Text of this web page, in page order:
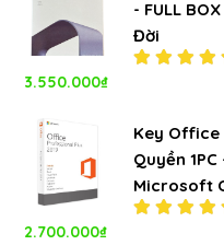
- FULL
Đời
sao
3.550.000₫
Key Office
Quyền
Microsoft
2.700.000₫